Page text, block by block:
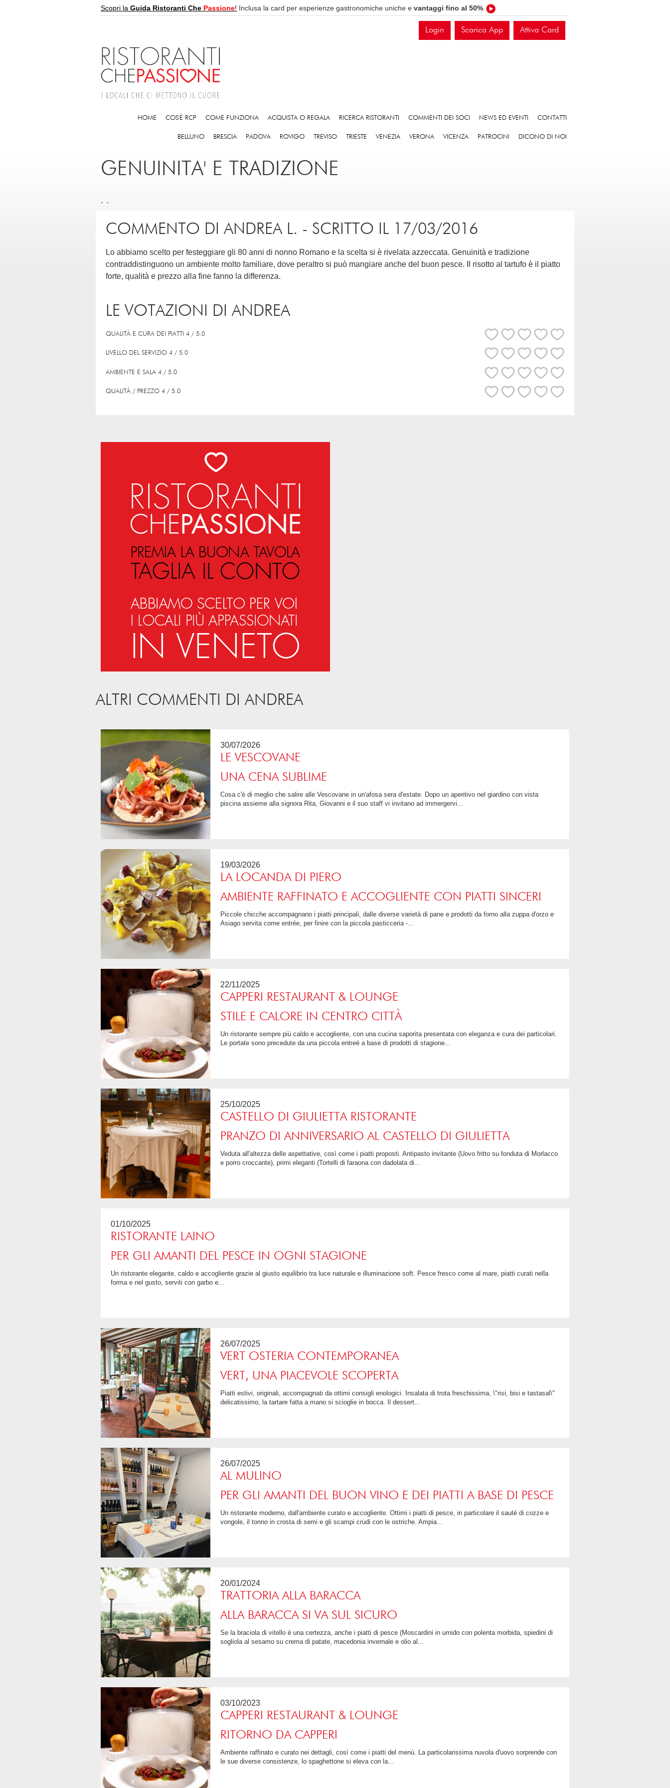
Scopri la Guida Ristoranti Che Passione! Inclusa la card per esperienze gastronomiche uniche e vantaggi fino al 50%
Login Scarica App Attiva Card
HOME COS'È RCP COME FUNZIONA ACQUISTA O REGALA RICERCA RISTORANTI COMMENTI DEI SOCI NEWS ED EVENTI CONTATTI
BELLUNO BRESCIA PADOVA ROVIGO TREVISO TRIESTE VENEZIA VERONA VICENZA PATROCINI DICONO DI NOI
GENUINITA' E TRADIZIONE
- -
COMMENTO DI ANDREA L. - SCRITTO IL 17/03/2016
Lo abbiamo scelto per festeggiare gli 80 anni di nonno Romano e la scelta si è rivelata azzeccata. Genuinità e tradizione
contraddistinguono un ambiente molto familiare, dove peraltro si può mangiare anche del buon pesce. Il risotto al tartufo è il piatto
forte, qualità e prezzo alla fine fanno la differenza.
LE VOTAZIONI DI ANDREA
QUALITÀ E CURA DEI PIATTI 4 / 5.0
LIVELLO DEL SERVIZIO 4 / 5.0
AMBIENTE E SALA 4 / 5.0
QUALITÀ / PREZZO 4 / 5.0
ALTRI COMMENTI DI ANDREA
30/07/2026
LE VESCOVANE
UNA CENA SUBLIME
Cosa c'è di meglio che salire alle Vescovane in un'afosa sera d'estate. Dopo un aperitivo nel giardino con vista
piscina assieme alla signora Rita, Giovanni e il suo staff vi invitano ad immergervi...
LEGGI TUTTO CONDIVIDI
19/03/2026
LA LOCANDA DI PIERO
AMBIENTE RAFFINATO E ACCOGLIENTE CON PIATTI SINCERI
Piccole chicche accompagnano i piatti principali, dalle diverse varietà di pane e prodotti da forno alla zuppa d'orzo e
Asiago servita come entrée, per finire con la piccola pasticceria -...
22/11/2025
CAPPERI RESTAURANT & LOUNGE
STILE E CALORE IN CENTRO CITTÀ
Un ristorante sempre più caldo e accogliente, con una cucina saporita presentata con eleganza e cura dei particolari.
Le portate sono precedute da una piccola entreé a base di prodotti di stagione...
LEGGI TUTTO
25/10/2025
CASTELLO DI GIULIETTA RISTORANTE
PRANZO DI ANNIVERSARIO AL CASTELLO DI GIULIETTA
Veduta all'altezza delle aspettative, così come i piatti proposti. Antipasto invitante (Uovo fritto su fonduta di Morlacco
e porro croccante), primi eleganti (Tortelli di faraona con dadolata di...
01/10/2025
RISTORANTE LAINO
PER GLI AMANTI DEL PESCE IN OGNI STAGIONE
Un ristorante elegante, caldo e accogliente grazie al giusto equilibrio tra luce naturale e illuminazione soft. Pesce fresco come al mare, piatti curati nella
forma e nel gusto, serviti con garbo e...
26/07/2025
VERT OSTERIA CONTEMPORANEA
VERT, UNA PIACEVOLE SCOPERTA
Piatti estivi, originali, accompagnati da ottimi consigli enologici. Insalata di trota freschissima, \"risi, bisi e tastasal\"
delicatissimo, la tartare fatta a mano si scioglie in bocca. Il dessert...
LEGGI TUTTO CONDIVIDI
26/07/2025
AL MULINO
PER GLI AMANTI DEL BUON VINO E DEI PIATTI A BASE DI PESCE
Un ristorante moderno, dall'ambiente curato e accogliente. Ottimi i piatti di pesce, in particolare il sauté di cozze e
vongole, il tonno in crosta di semi e gli scampi crudi con le ostriche. Ampia...
20/01/2024
TRATTORIA ALLA BARACCA
ALLA BARACCA SI VA SUL SICURO
Se la braciola di vitello è una certezza, anche i piatti di pesce (Moscardini in umido con polenta morbida, spiedini di
sogliola al sesamo su crema di patate, macedonia invernale e olio al...
03/10/2023
CAPPERI RESTAURANT & LOUNGE
RITORNO DA CAPPERI
Ambiente raffinato e curato nei dettagli, così come i piatti del menù. La particolarissima nuvola d'uovo sorprende con
le sue diverse consistenze, lo spaghettone si eleva con la...